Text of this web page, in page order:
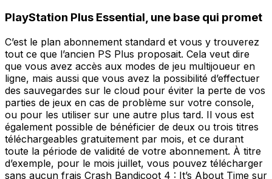
PlayStation Plus Essential, une base qui promet
C’est le plan abonnement standard et vous y trouverez
tout ce que l’ancien PS Plus proposait. Cela veut dire
que vous avez accès aux modes de jeu multijoueur en
ligne, mais aussi que vous avez la possibilité d’effectuer
des sauvegardes sur le cloud pour éviter la perte de vos
parties de jeux en cas de problème sur votre console,
ou pour les utiliser sur une autre plus tard. Il vous est
également possible de bénéficier de deux ou trois titres
téléchargeables gratuitement par mois, et ce durant
toute la période de validité de votre abonnement. À titre
d’exemple, pour le mois juillet, vous pouvez télécharger
sans aucun frais Crash Bandicoot 4 : It’s About Time sur